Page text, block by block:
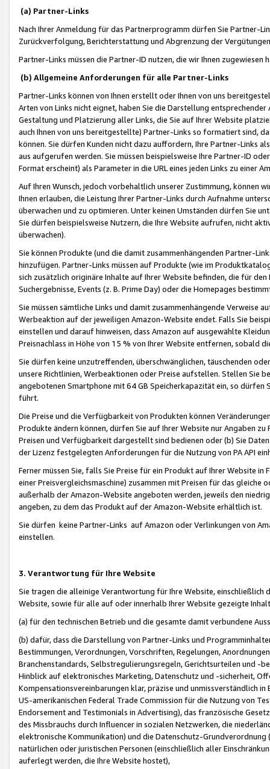
(a) Partner-Links
Nach Ihrer Anmeldung für das Partnerprogramm dürfen Sie Partner-
Zurückverfolgung, Berichterstattung und Abgrenzung der
Partner-Links müssen die Partner-ID nutzen, die wir Ihnen zugewiesen
(b) Allgemeine Anforderungen für alle Partner-Links
Partner-Links können von Ihnen erstellt oder Ihnen von uns
Arten von Links nicht eignet, haben Sie die Darstellung
Gestaltung und Platzierung aller Links, die Sie auf Ihrer Website
auch Ihnen von uns bereitgestellte) Partner-Links so formatiert sind,
können. Sie dürfen Kunden nicht dazu auffordern, Ihre Partner-Links
aus aufgerufen werden. Sie müssen beispielsweise Ihre Partner-ID
Format erscheint) als Parameter in die URL eines jeden Links zu einer
Auf Ihren Wunsch, jedoch vorbehaltlich unserer Zustimmung, können
Ihnen erlauben, die Leistung Ihrer Partner-Links durch Aufnahme
überwachen und zu optimieren. Unter keinen Umständen dürfen Sie
Sie dürfen beispielsweise Nutzern, die Ihre Website aufrufen, nicht
überwachen).
Sie können Produkte (und die damit zusammenhängenden Partner-
hinzufügen. Partner-Links müssen auf Produkte (wie im
sich zusätzlich originäre Inhalte auf Ihrer Website befinden, die für
Suchergebnisse, Events (z. B. Prime Day) oder die Homepages
Sie müssen sämtliche Links und damit zusammenhängende
Werbeaktion auf der jeweiligen Amazon-Website endet. Falls Sie
einstellen und darauf hinweisen, dass Amazon auf ausgewählte
Preisnachlass in Höhe von 15 % von Ihrer Website entfernen, sobald
Sie dürfen keine unzutreffenden, überschwänglichen, täuschenden
unsere Richtlinien, Werbeaktionen oder Preise aufstellen. Stellen Sie
angebotenen Smartphone mit 64 GB Speicherkapazität ein, so dürfen
führt.
Die Preise und die Verfügbarkeit von Produkten können
Produkte ändern können, dürfen Sie auf Ihrer Website nur Angaben
Preisen und Verfügbarkeit dargestellt sind bedienen oder (b) Sie
der Lizenz festgelegten Anforderungen für die Nutzung von PA API
Ferner müssen Sie, falls Sie Preise für ein Produkt auf Ihrer Website
einer Preisvergleichsmaschine) zusammen mit Preisen für das
außerhalb der Amazon-Website angeboten werden, jeweils den
angeben, zu dem das Produkt auf der Amazon-Website erhältlich ist.
Sie dürfen keine Partner-Links auf Amazon oder Verlinkungen von
einstellen.
3. Verantwortung für Ihre Website
Sie tragen die alleinige Verantwortung für Ihre Website,
Website, sowie für alle auf oder innerhalb Ihrer Website gezeigte
(a) für den technischen Betrieb und die gesamte damit verbundene
(b) dafür, dass die Darstellung von Partner-Links und
Bestimmungen, Verordnungen, Vorschriften, Regelungen,
Branchenstandards, Selbstregulierungsregeln, Gerichtsurteilen und -
Hinblick auf elektronisches Marketing, Datenschutz und -sicherheit,
Kompensationsvereinbarungen klar, präzise und unmissverständlich
US-amerikanischen Federal Trade Commission für die Nutzung von
Endorsement and Testimonials in Advertising), das französische
des Missbrauchs durch Influencer in sozialen Netzwerken, die
elektronische Kommunikation) und die Datenschutz-
natürlichen oder juristischen Personen (einschließlich aller
auferlegt werden, die Ihre Website hostet),